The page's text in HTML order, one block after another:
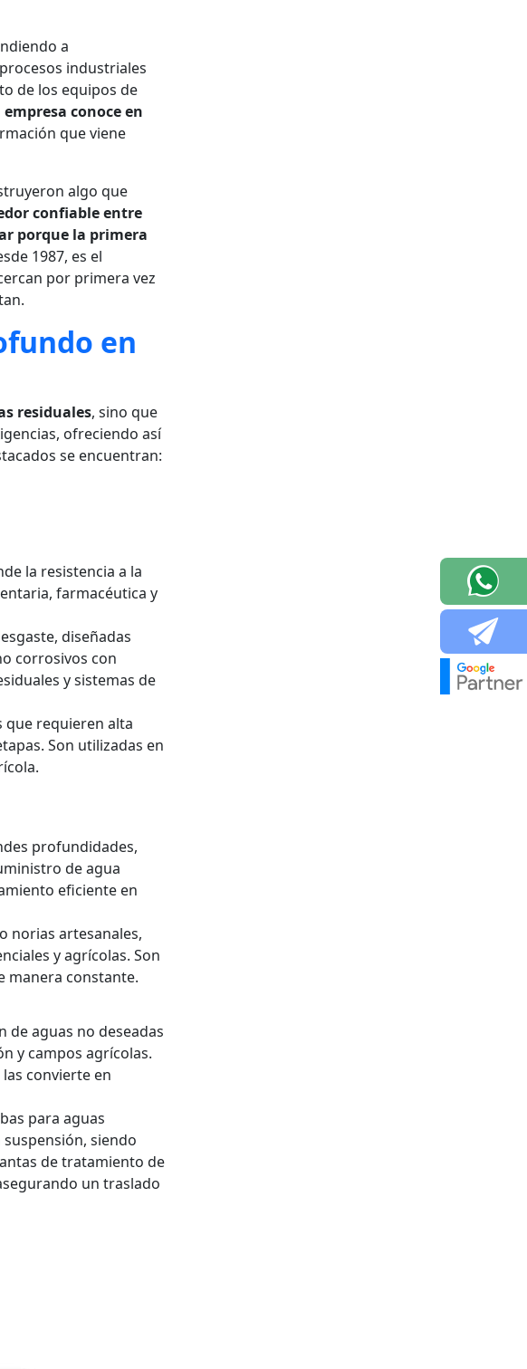
a
industriales
de los equipos de
conoce en
que viene
algo que
confiable entre
porque la primera
1987, es el
por primera vez
en
residuales, sino que
ofreciendo así
se encuentran:
la resistencia a la
farmacéutica y
diseñadas
corrosivos con
y sistemas de
que requieren alta
Son utilizadas en
profundidades,
de agua
eficiente en
norias artesanales,
y agrícolas. Son
manera constante.
de aguas no deseadas
y campos agrícolas.
convierte en
para aguas
siendo
de tratamiento de
un traslado